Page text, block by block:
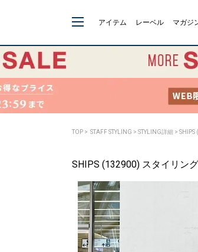
アイテム レーベル マガジ
TOP > STAFF STYLING > STYLING詳細 >
SHIPS (132900) スタイリン